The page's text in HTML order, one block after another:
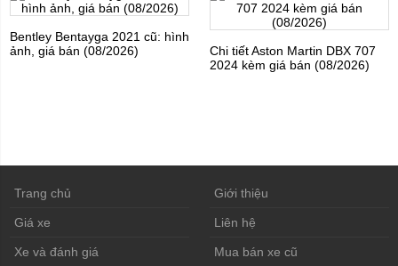
Bentley Bentayga 2021 cũ: hình
ảnh, giá bán (08/2026)
Chi tiết Aston Martin DBX 707
2024 kèm giá bán (08/2026)
Trang chủ Giới thiệu
Giá xe Liên hệ
Xe và đánh giá Mua bán xe cũ